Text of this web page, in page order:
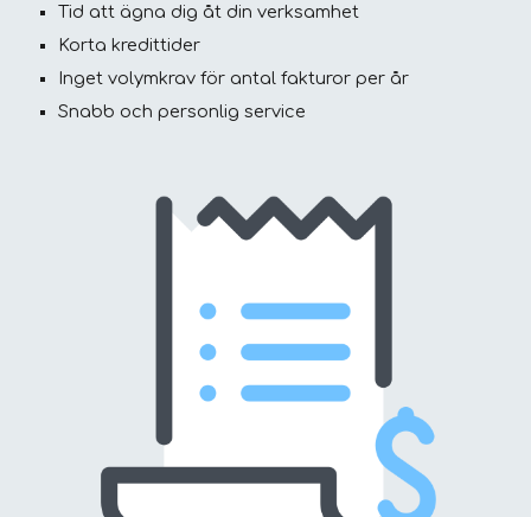
Tid att ägna dig åt din verksamhet
Korta kredittider
Inget volymkrav för antal fakturor per år
Snabb och personlig service